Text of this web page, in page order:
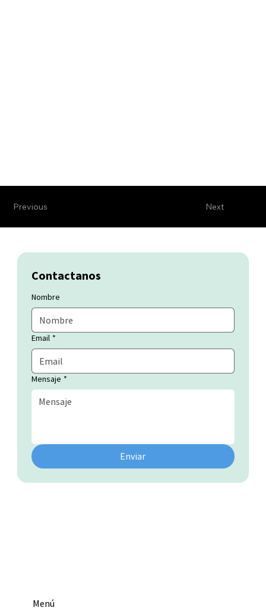
Next
Previous
Menú
Contactanos
Nombre
Email *
Mensaje *
Enviar